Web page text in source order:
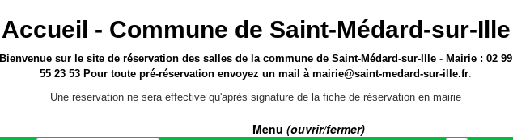
Accueil - Commune de Saint-Médard-sur-Ille
Bienvenue sur le sitede réservation des salles de la commune de Saint-Médard-sur-Ille - Mairie : 02 99
55 23 53 Pour toute pré-réservation envoyez un mail àmairie@saint-medard-sur-ille.fr.
Une réservation ne sera effective qu'après signature de la fiche de réservation en mairie
Menu (ouvrir/fermer)